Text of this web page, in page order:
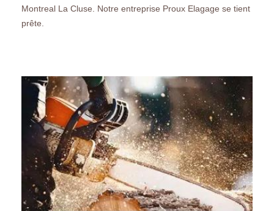
Montreal La Cluse. Notre entreprise Proux Elagage se tient
prête.